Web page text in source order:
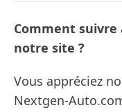
Comment suivre
notre site ?
Vous appréciez
Nextgen-